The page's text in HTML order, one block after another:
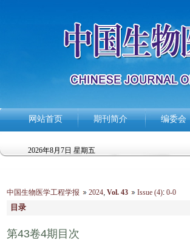
网站首页 期刊简介 编委会
2026年8月7日 星期五
中国生物医学工程学报 2024, Vol. 43 Issue (4):0-0
目录
第43卷4期目次